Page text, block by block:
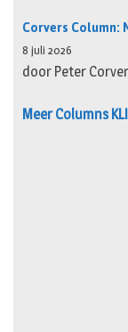
Corvers Column:
8 juli 2026
door Peter
Meer Columns